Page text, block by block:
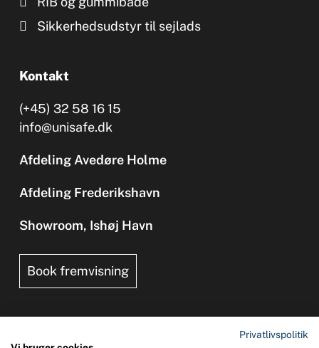
Sikkerhedsudstyr til sejlads
Kontakt
(+45) 32 58 16 15
info@unisafe.dk
Afdeling Avedøre Holme
Afdeling Frederikshavn
Showroom, Ishøj Havn
Book fremvisning
Privatlivspolitik